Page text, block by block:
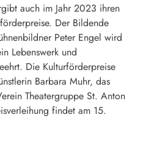
auch im Jahr 2023 ihren
Der Bildende
Peter Engel wird
Lebenswerk und
Die Kulturförderpreise
Barbara Muhr, das
Theatergruppe St. Anton
findet am 15.